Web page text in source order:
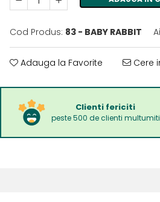
Cod Produs: 83 - BABY RABBIT
Adauga la Favorite Cere
Clienti fericiti
peste 500 de clienti multumiti